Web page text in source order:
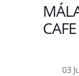
CAFE
03